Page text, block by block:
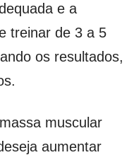
e a
treinar de 3 a 5
os resultados,
muscular
aumentar